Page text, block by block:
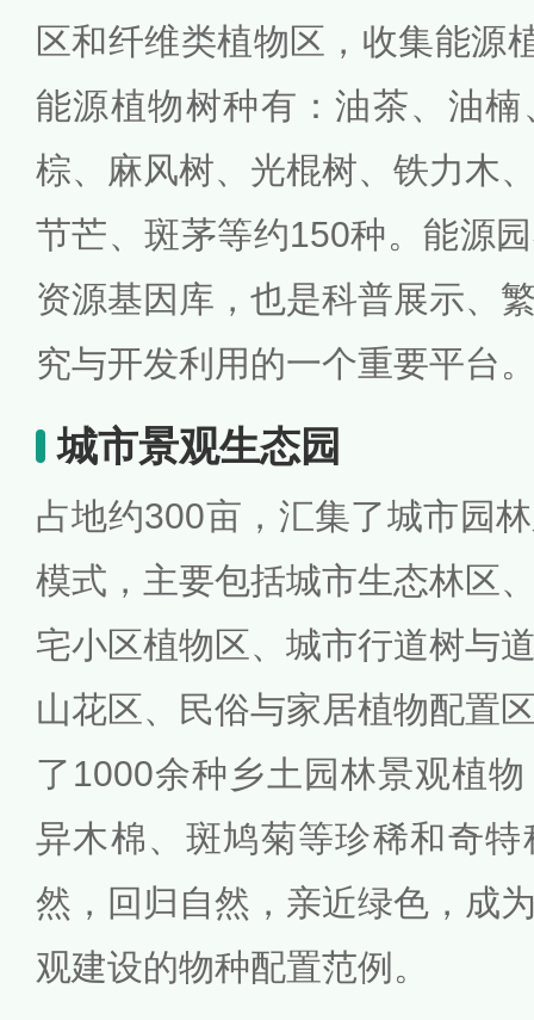
区和纤维类植物区，收集能源
能源植物树种有：油茶、油
棕、麻风树、光棍树、铁力木
节芒、斑茅等约150种。能源
资源基因库，也是科普展示、
究与开发利用的一个重要平台
城市景观生态园
占地约300亩，汇集了城市园
模式，主要包括城市生态林区
宅小区植物区、城市行道树与
山花区、民俗与家居植物配置
了1000余种乡土园林景观植
异木棉、斑鸠菊等珍稀和奇
然，回归自然，亲近绿色，成
观建设的物种配置范例。